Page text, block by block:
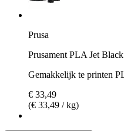
Prusa
Prusament PLA Jet
Gemakkelijk te printen
€ 33,49
(€ 33,49 / kg)